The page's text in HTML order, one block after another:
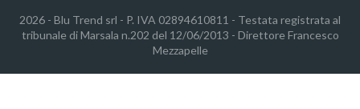
2026 - Blu Trend srl - P. IVA 02894610811 - Testata registrata al
tribunale di Marsala n.202 del 12/06/2013 - Direttore Francesco
Mezzapelle